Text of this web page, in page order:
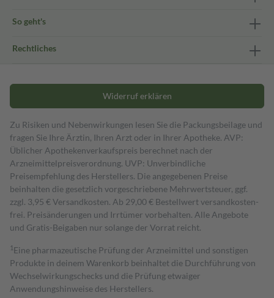
So geht's
Rechtliches
Widerruf erklären
Zu Risiken und Nebenwirkungen lesen Sie die Packungsbeilage und
fragen Sie Ihre Ärztin, Ihren Arzt oder in Ihrer Apotheke. AVP:
Üblicher Apothekenverkaufspreis berechnet nach der
Arzneimittelpreisverordnung. UVP: Unverbindliche
Preisempfehlung des Herstellers. Die angegebenen Preise
beinhalten die gesetzlich vorgeschriebene Mehrwertsteuer, ggf.
zzgl. 3,95 € Versandkosten. Ab 29,00 € Bestell­wert versand­kosten­
frei. Preisänderungen und Irrtümer vorbehalten. Alle Angebote
und Gratis-Beigaben nur solange der Vorrat reicht.
1 Eine pharmazeutische Prüfung der Arzneimittel und sonstigen
Produkte in deinem Warenkorb beinhaltet die Durchführung von
Wechselwirkungschecks und die Prüfung etwaiger
Anwendungshinweise des Herstellers.